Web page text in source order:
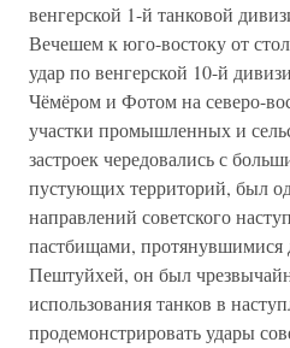
венгерской 1-й танковой
Вечешем к юго-востоку от
удар по венгерской 10-й
Чёмёром и Фотом на северо-
участки промышленных и
застроек чередовались с
пустующих территорий, был
направлений советского
пастбищами, протянувшимися
Пештуйхей, он был
использования танков в
продемонстрировать удары